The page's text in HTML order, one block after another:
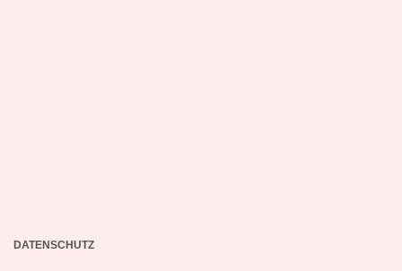
DATENSCHUTZ